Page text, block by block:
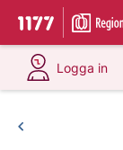
To start page
Du har
Logga in
at 1177.se